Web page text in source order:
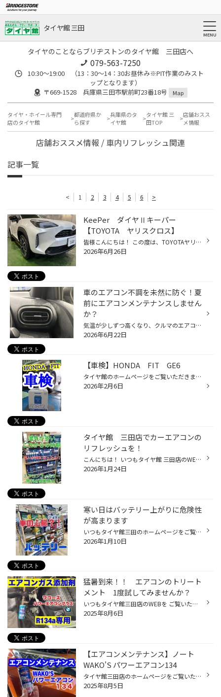
タイヤ館 三田
タイヤのことならブリヂストンのタイヤ館 三田店へ
079-563-7250
10:30～19:00 （13：30～14：30お昼休み※PIT作業のみスト
ップとなります）
〒669-1528 兵庫県三田市駅前町23番18号
Map
タイヤ・ホイール専門
店のタイヤ館
都道府県か
ら探す
兵庫県のタ
イヤ館
タイヤ館 三
田TOP
店舗おスス
メ情報
店舗おススメ情報 / 車内リフレッシュ関連
記事一覧
< 1 2 3 4 5 6 >
KeePer ダイヤⅡキーパー
【TOYOTA ヤリスクロス】
皆様こんにちは！ この度は、TOYOTAヤリスクロスにダイヤⅡキーパーを施工させていただきました。 雨が降れば、まるで洗車したかのようにキレイに ダイヤⅡキーパー イベントはあいにくの天気でしたが、多くのご来店ありがとうございました。 雨天時の洗車工程。 新しいカーポートが大活躍♪ ダイヤⅡの...
2026年6月26日
車のエアコン不調を未然に防ぐ！夏
前にエアコンメンテナンスしません
か？
気温が少しずつ高くなり、クルマのエアコンを使用する機会も増えてきていると思います。 是非、夏本番を迎える前におクルマのエアコンのメンテナンスをしませんか？ 【より快適に♪今がおススメ！カーエアコンのメンテナンス】 ■エアコンガスクリーニング おクルマの経年劣化によって、エアコンの効...
2026年6月22日
【車検】HONDA FIT GE6
タイヤ館のホームページをご覧いただきまして ありがとうございます。 ３月は登録台数が多くなる為 車検が多くなる月です。 本日ご紹介するのはHONDA FITです。 タイヤ館では 車検と同時に四輪トータルアライメント実施 することもできます♪ こちらのFITは車検時に ロアボールジョイントブーツを 交...
2026年2月6日
タイヤ館 三田店でカーエアコンの
リフレッシュを！
こんにちは！ いつもタイヤ館 三田店のWEBサイトを ご覧いただきありがとうございます！ 本日はエアコン関連サービス&商品のご紹介です！ エアコンフィルターは 定期的に交換されているオーナー様も多いと思います タイヤ館 三田店では無料では エアコンフィルターの状態を 無料で点検しており 在庫...
2026年1月24日
寒い日はバッテリー上がりに危険性
が高まります
いつもタイヤ館三田のホームページをご覧いただきありがとうございます 寒い日が続く今日この頃ですが、お車の調子は如何でしょうか？ この寒さの影響でしょうか？ 最近バッテリーのお問合せ・バッテリー上らりのお電話が増えています 冬場はバッテリー上がりが多発する時期です 出先でバッテリー上...
2026年1月10日
猛暑到来！！ エアコンのトリート
メント 1度試してみませんか？
いつもタイヤ館三田店のWEBを ご覧いただきありがとうございます ！ 商品の取り扱いに関しての お問い合わせも多くなってきています。 エアコンシステム 【 R134a 】 【 R1234yf 】 のいずれも当日作業可能です！！ (※待ち時間にお時間の掛かる場合がございます。) エアコンガス添加剤と同時に 【 ...
2025年8月6日
【エアコンメンテナンス】ノート
WAKO'S パワーエアコン134
タイヤ館三田店のホームページをご覧いただきまして ありがとうございます。 連日，過去に体感したことのないような 暑い暑い日が続いていますね〜 毎日のようにエアコン関連の問い合わせが ございます((((；ﾟДﾟ))))))) 本日ご紹介するのはエアコンのメンテナンス商品 WAKO’S パワーエアコン１３４...
2025年8月5日